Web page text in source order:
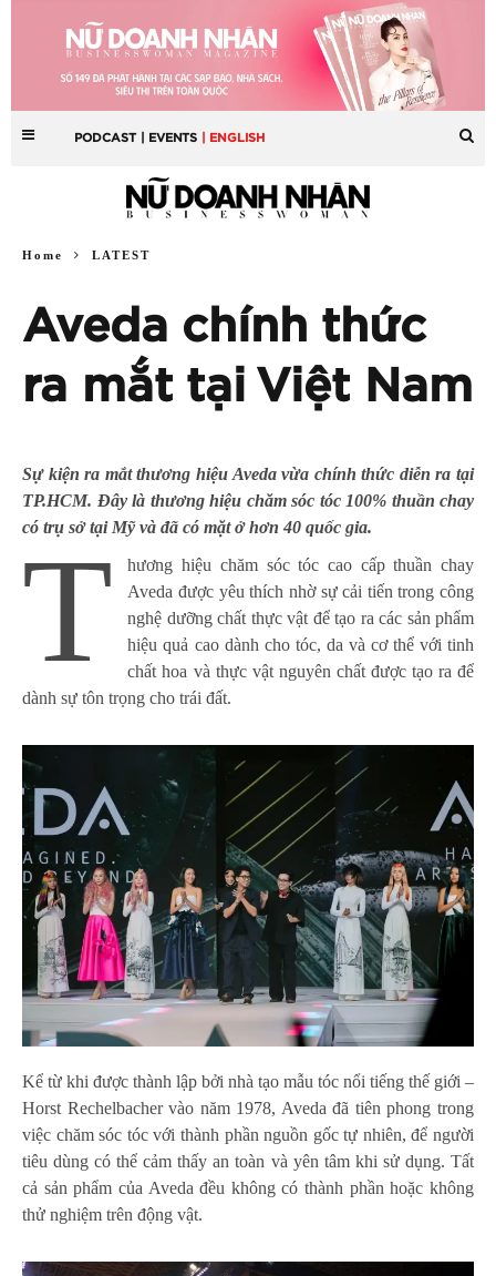
PODCAST | EVENTS | ENGLISH
Home LATEST
Aveda chính thức
ra mắt tại Việt Nam
Sự kiện ra mắt thương hiệu Aveda vừa chính thức diễn ra tại
TP.HCM. Đây là thương hiệu chăm sóc tóc 100% thuần chay
có trụ sở tại Mỹ và đã có mặt ở hơn 40 quốc gia.
T
hương hiệu chăm sóc tóc cao cấp thuần chay
Aveda được yêu thích nhờ sự cải tiến trong công
nghệ dưỡng chất thực vật để tạo ra các sản phẩm
hiệu quả cao dành cho tóc, da và cơ thể với tinh
chất hoa và thực vật nguyên chất được tạo ra để
dành sự tôn trọng cho trái đất.
Kể từ khi được thành lập bởi nhà tạo mẫu tóc nổi tiếng thế giới –
Horst Rechelbacher vào năm 1978, Aveda đã tiên phong trong
việc chăm sóc tóc với thành phần nguồn gốc tự nhiên, để người
tiêu dùng có thể cảm thấy an toàn và yên tâm khi sử dụng. Tất
cả sản phẩm của Aveda đều không có thành phần hoặc không
thử nghiệm trên động vật.